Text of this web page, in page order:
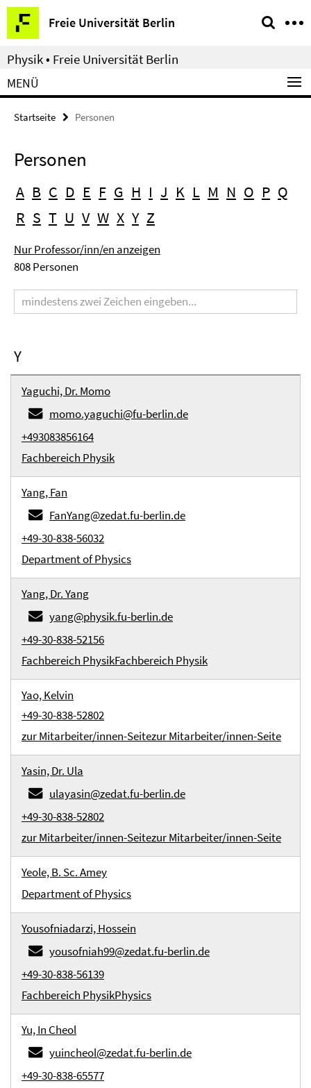
Springe
direkt
zu
Inhalt
Freie Universität Berlin
Service-
Navigation
Physik • Freie Universität Berlin
MENÜ
Startseite Personen
Personen
A B C D E F G H I J K L M N O P Q
R S T U V W X Y Z
Nur Professor/inn/en anzeigen
808 Personen
Y
Yaguchi, Dr. Momo
momo.yaguchi@fu-berlin.de
+493083856164
Fachbereich Physik
Yang, Fan
FanYang@zedat.fu-berlin.de
+49-30-838-56032
Department of Physics
Yang, Dr. Yang
yang@physik.fu-berlin.de
+49-30-838-52156
Fachbereich PhysikFachbereich Physik
Yao, Kelvin
+49-30-838-52802
zur Mitarbeiter/innen-Seitezur Mitarbeiter/innen-Seite
Yasin, Dr. Ula
ulayasin@zedat.fu-berlin.de
+49-30-838-52802
zur Mitarbeiter/innen-Seitezur Mitarbeiter/innen-Seite
Yeole, B. Sc. Amey
Department of Physics
Yousofniadarzi, Hossein
yousofniah99@zedat.fu-berlin.de
+49-30-838-56139
Fachbereich PhysikPhysics
Yu, In Cheol
yuincheol@zedat.fu-berlin.de
+49-30-838-65577